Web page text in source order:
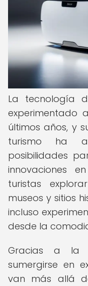
La tecnología
experimentado
últimos años, y
turismo ha
posibilidades
innovaciones
turistas
museos y sitios
incluso
desde la
Gracias a la
sumergirse en
van más allá